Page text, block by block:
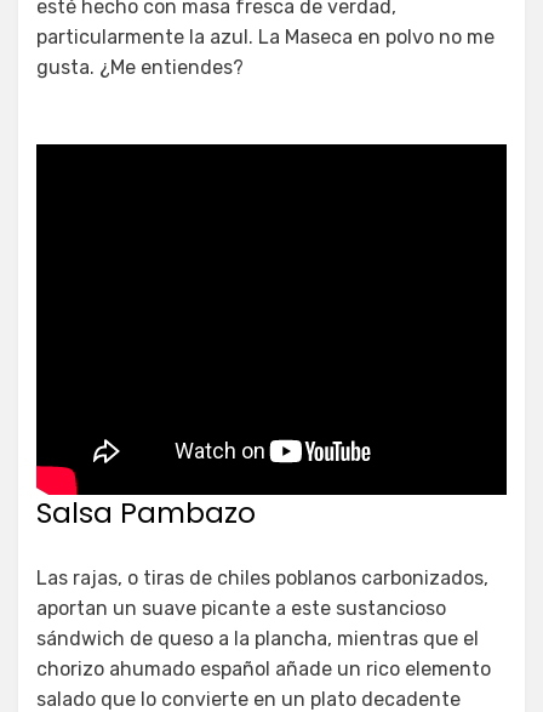
esté hecho con masa fresca de verdad,
particularmente la azul. La Maseca en polvo no me
gusta. ¿Me entiendes?
Salsa Pambazo
Las rajas, o tiras de chiles poblanos carbonizados,
aportan un suave picante a este sustancioso
sándwich de queso a la plancha, mientras que el
chorizo ahumado español añade un rico elemento
salado que lo convierte en un plato decadente